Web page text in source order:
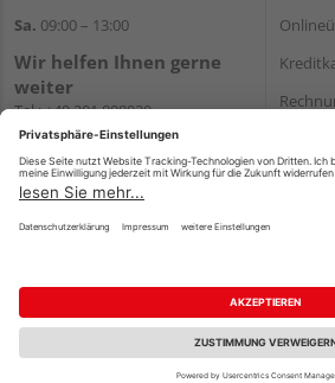
Sa. 09:00 – 13:00
Wir helfen Ihnen gerne
weiter
Tel.:+49 201 898020
E-Mail:shop@vonderstein.de
Impressum AGB
Reservierungsbedingungen